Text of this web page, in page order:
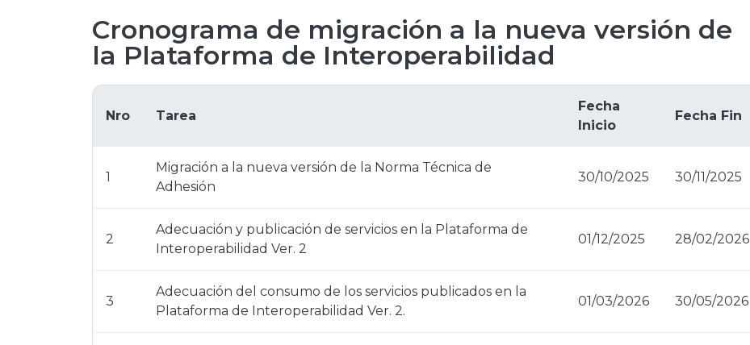
Cronograma de migración a la nueva versión de
la Plataforma de Interoperabilidad
Nro Tarea
Fecha
Inicio
Fecha Fin
1
Migración a la nueva versión de la Norma Técnica de
Adhesión
30/10/2025 30/11/2025
2
Adecuación y publicación de servicios en la Plataforma de
Interoperabilidad Ver. 2
01/12/2025 28/02/2026
3
Adecuación del consumo de los servicios publicados en la
Plataforma de Interoperabilidad Ver. 2.
01/03/2026 30/05/2026